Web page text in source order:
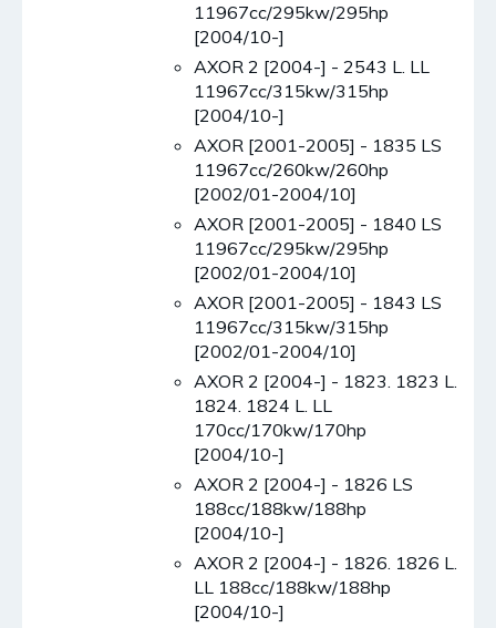
11967cc/295kw/295hp
[2004/10-]
AXOR 2 [2004-] - 2543 L. LL
11967cc/315kw/315hp
[2004/10-]
AXOR [2001-2005] - 1835 LS
11967cc/260kw/260hp
[2002/01-2004/10]
AXOR [2001-2005] - 1840 LS
11967cc/295kw/295hp
[2002/01-2004/10]
AXOR [2001-2005] - 1843 LS
11967cc/315kw/315hp
[2002/01-2004/10]
AXOR 2 [2004-] - 1823. 1823 L.
1824. 1824 L. LL
170cc/170kw/170hp
[2004/10-]
AXOR 2 [2004-] - 1826 LS
188cc/188kw/188hp
[2004/10-]
AXOR 2 [2004-] - 1826. 1826 L.
LL 188cc/188kw/188hp
[2004/10-]